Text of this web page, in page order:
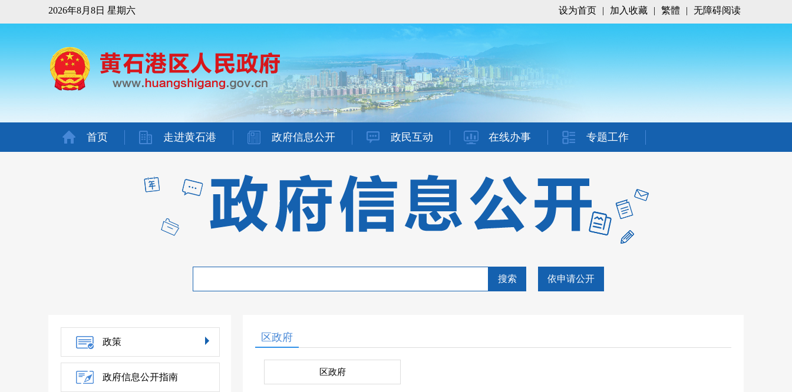
2026年8月8日 星期六 设为首页 | 加入收藏 | 繁體 | 无障碍阅读
首页 走进黄石港 政府信息公开 政民互动 在线办事 专题工作
搜索 依申请公开
政策
政府信息公开指南
区政府
区政府